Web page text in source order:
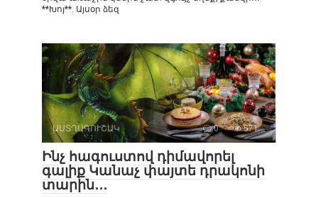
**Խոյ**. Այսօր ձեզ
ԱՍՏՂԱԳՈՒՇԱԿ 0 571
Ինչ հագուստով դիմավորել
գալիք Կանաչ փայտե դրակոնի
տարին․․․